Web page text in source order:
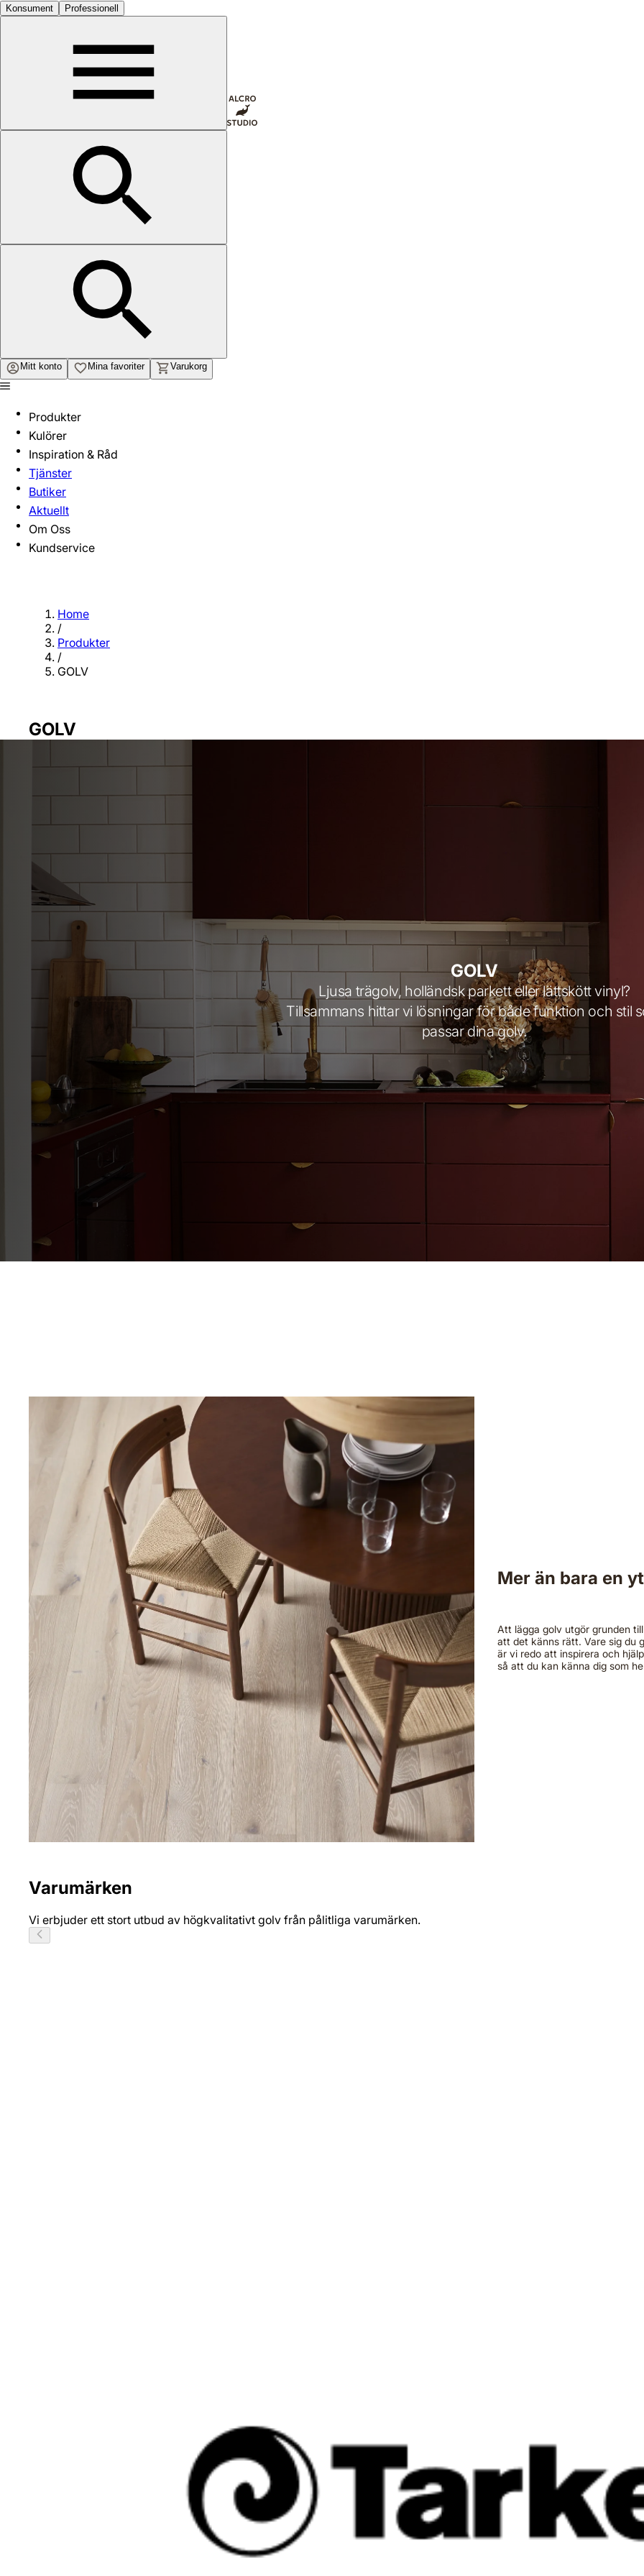
Konsument Professionell
Mitt konto Mina favoriter Varukorg
Produkter
Kulörer
Inspiration & Råd
Tjänster
Butiker
Aktuellt
Om Oss
Kundservice
Home
/
Produkter
/
GOLV
GOLV
GOLV
Ljusa trägolv, holländsk parkett eller lättskött vinyl?
Tillsammans hittar vi lösningar för både funktion och stil
passar dina golv.
Mer än bara en
Att lägga golv utgör grunden
att det känns rätt. Vare sig du
är vi redo att inspirera och
så att du kan känna dig som
Varumärken
Vi erbjuder ett stort utbud av högkvalitativt golv från pålitliga varumärken.